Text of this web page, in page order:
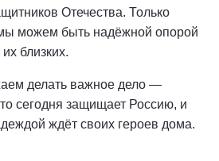
Отечества. Только
можем быть надёжной опорой
близких.
делать важное дело —
сегодня защищает Россию, и
ждёт своих героев дома.